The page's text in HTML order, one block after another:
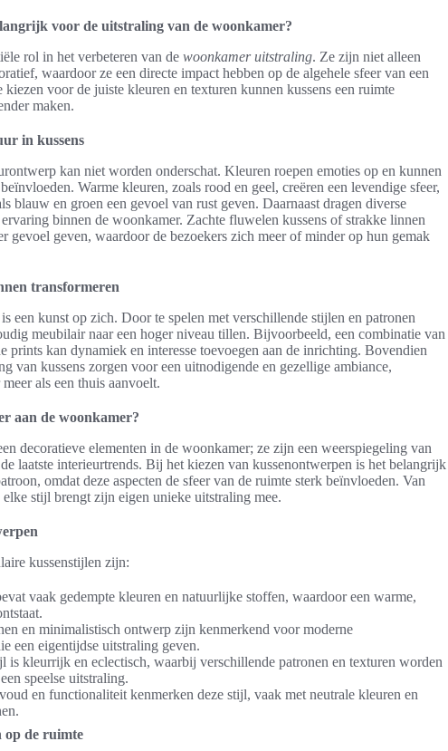
voor de uitstraling van de woonkamer?
rol in het verbeteren van de woonkamer uitstraling. Ze zijn niet alleen
waardoor ze een directe impact hebben op de algehele sfeer van een
voor de juiste kleuren en texturen kunnen kussens een ruimte
maken.
in kussens
kan niet worden onderschat. Kleuren roepen emoties op en kunnen
Warme kleuren, zoals rood en geel, creëren een levendige sfeer,
blauw en groen een gevoel van rust geven. Daarnaast dragen diverse
binnen de woonkamer. Zachte fluwelen kussens of strakke linnen
gevoel geven, waardoor de bezoekers zich meer of minder op hun gemak
transformeren
een kunst op zich. Door te spelen met verschillende stijlen en patronen
meubilair naar een hoger niveau tillen. Bijvoorbeeld, een combinatie van
prints kan dynamiek en interesse toevoegen aan de inrichting. Bovendien
van kussens zorgen voor een uitnodigende en gezellige ambiance,
als een thuis aanvoelt.
aan de woonkamer?
decoratieve elementen in de woonkamer; ze zijn een weerspiegeling van
laatste interieurtrends. Bij het kiezen van kussenontwerpen is het belangrijk
omdat deze aspecten de sfeer van de ruimte sterk beïnvloeden. Van
stijl brengt zijn eigen unieke uitstraling mee.
kussenstijlen zijn:
vaak gedempte kleuren en natuurlijke stoffen, waardoor een warme,
en minimalistisch ontwerp zijn kenmerkend voor moderne
een eigentijdse uitstraling geven.
is kleurrijk en eclectisch, waarbij verschillende patronen en texturen worden
speelse uitstraling.
en functionaliteit kenmerken deze stijl, vaak met neutrale kleuren en
op de ruimte